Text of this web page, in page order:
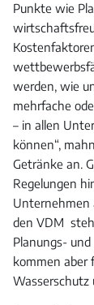
Punkte wie
werden, wie
mehrfache
– in allen
können“,
Getränke an.
Regelungen
Unternehmen
den VDM
Planungs-
kommen aber
Wasserschutz